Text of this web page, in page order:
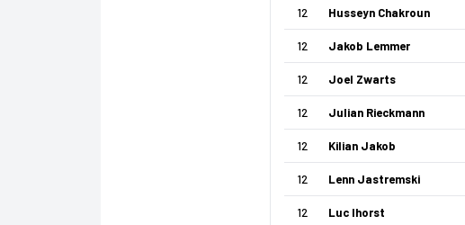
12 Husseyn Chakroun
12 Jakob Lemmer
12 Joel Zwarts
12 Julian Rieckmann
12 Kilian Jakob
12 Lenn Jastremski
12 Luc Ihorst